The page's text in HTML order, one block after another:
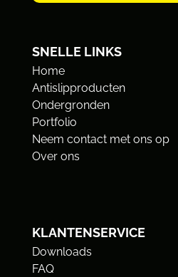
SNELLE LINKS
Home
Antislipproducten
Ondergronden
Portfolio
Neem contact met ons op
Over ons
KLANTENSERVICE
Downloads
FAQ